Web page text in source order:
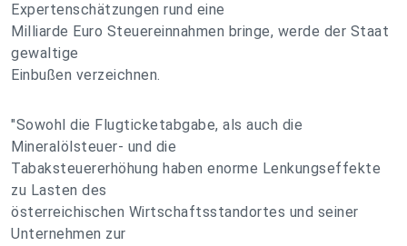
Expertenschätzungen rund eine
Milliarde Euro Steuereinnahmen bringe, werde der Staat
gewaltige
Einbußen verzeichnen.
"Sowohl die Flugticketabgabe, als auch die
Mineralölsteuer- und die
Tabaksteuererhöhung haben enorme Lenkungseffekte
zu Lasten des
österreichischen Wirtschaftsstandortes und seiner
Unternehmen zur